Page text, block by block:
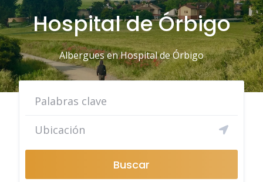
Hospital de Órbigo
Albergues en Hospital de Órbigo
Buscar